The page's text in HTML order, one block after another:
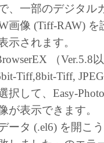
ンサーは、本ソ
めに適当である
本ソフトウェア
ウェアに関してい
ーケティングジ
センサーは、本ソ
生ずる直接的ま
、一部のデジタル
画像 (Tiff-RAW)
示されます。
（Ver.5.8
Tiff,8bit-Tiff,
択して、Easy-
が表示できます。
ータ (.el6) を開こ